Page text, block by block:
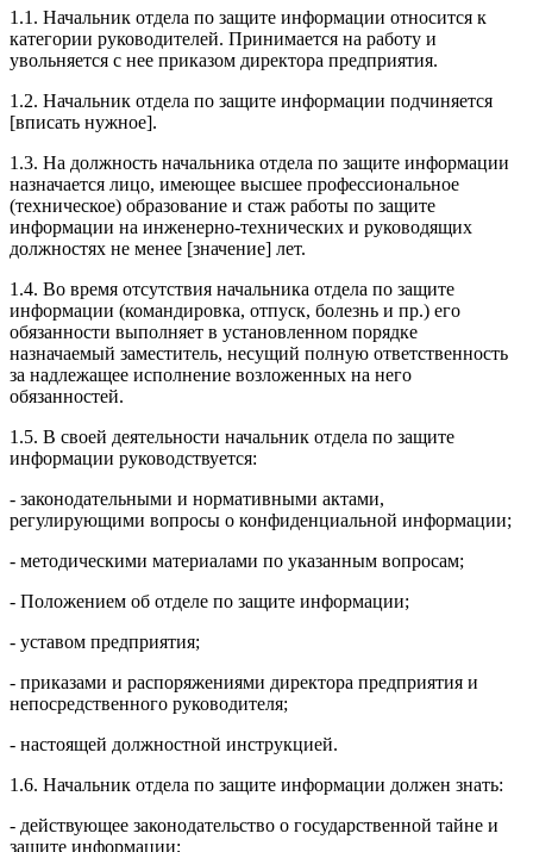
1.1. Начальник отдела по защите информации относится к
категории руководителей. Принимается на работу и
увольняется с нее приказом директора предприятия.
1.2. Начальник отдела по защите информации подчиняется
[вписать нужное].
1.3. На должность начальника отдела по защите информации
назначается лицо, имеющее высшее профессиональное
(техническое) образование и стаж работы по защите
информации на инженерно-технических и руководящих
должностях не менее [значение] лет.
1.4. Во время отсутствия начальника отдела по защите
информации (командировка, отпуск, болезнь и пр.) его
обязанности выполняет в установленном порядке
назначаемый заместитель, несущий полную ответственность
за надлежащее исполнение возложенных на него
обязанностей.
1.5. В своей деятельности начальник отдела по защите
информации руководствуется:
- законодательными и нормативными актами,
регулирующими вопросы о конфиденциальной информации;
- методическими материалами по указанным вопросам;
- Положением об отделе по защите информации;
- уставом предприятия;
- приказами и распоряжениями директора предприятия и
непосредственного руководителя;
- настоящей должностной инструкцией.
1.6. Начальник отдела по защите информации должен знать:
- действующее законодательство о государственной тайне и
защите информации;